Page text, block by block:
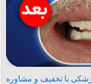
با تخفیف و مشاوره